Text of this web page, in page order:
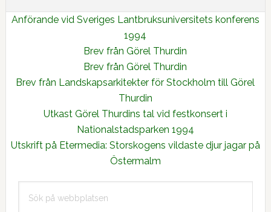
Anförande vid Sveriges Lantbruksuniversitets konferens
1994
Brev från Görel Thurdin
Brev från Görel Thurdin
Brev från Landskapsarkitekter för Stockholm till Görel
Thurdin
Utkast Görel Thurdins tal vid festkonsert i
Nationalstadsparken 1994
Utskrift på Etermedia: Storskogens vildaste djur jagar på
Östermalm
Primärt
sidofält